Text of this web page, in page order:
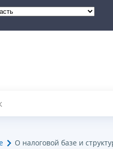
О налоговой базе и